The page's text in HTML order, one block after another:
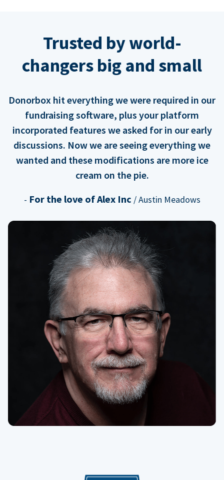
Trusted by world-
changers big and small
Donorbox hit everything we were required in our
fundraising software, plus your platform
incorporated features we asked for in our early
discussions. Now we are seeing everything we
wanted and these modifications are more ice
cream on the pie.
- For the love of Alex Inc / Austin Meadows